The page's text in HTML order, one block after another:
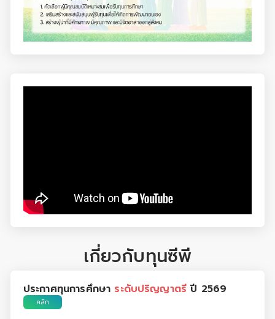
เกี่ยวกับทุนซีพี
ประกาศทุนการศึกษา ระดับปริญญาตรี ปี 2569
คลิก